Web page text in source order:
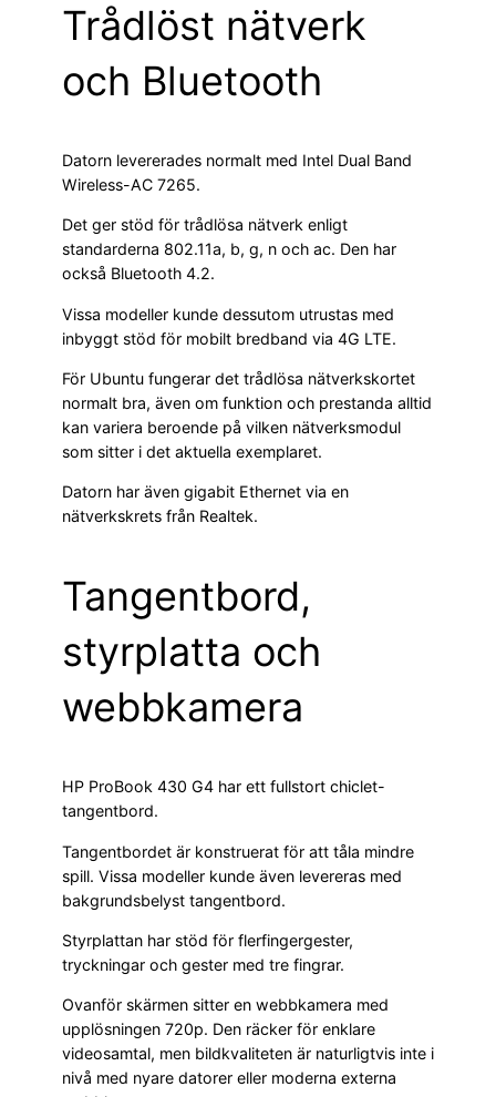
Trådlöst nätverk
och Bluetooth
Datorn levererades normalt med Intel Dual Band
Wireless-AC 7265.
Det ger stöd för trådlösa nätverk enligt
standarderna 802.11a, b, g, n och ac. Den har
också Bluetooth 4.2.
Vissa modeller kunde dessutom utrustas med
inbyggt stöd för mobilt bredband via 4G LTE.
För Ubuntu fungerar det trådlösa nätverkskortet
normalt bra, även om funktion och prestanda alltid
kan variera beroende på vilken nätverksmodul
som sitter i det aktuella exemplaret.
Datorn har även gigabit Ethernet via en
nätverkskrets från Realtek.
Tangentbord,
styrplatta och
webbkamera
HP ProBook 430 G4 har ett fullstort chiclet-
tangentbord.
Tangentbordet är konstruerat för att tåla mindre
spill. Vissa modeller kunde även levereras med
bakgrundsbelyst tangentbord.
Styrplattan har stöd för flerfingergester,
tryckningar och gester med tre fingrar.
Ovanför skärmen sitter en webbkamera med
upplösningen 720p. Den räcker för enklare
videosamtal, men bildkvaliteten är naturligtvis inte i
nivå med nyare datorer eller moderna externa